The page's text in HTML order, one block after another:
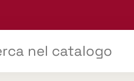
"Catalogo"